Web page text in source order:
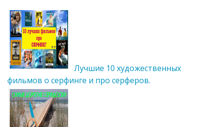
Лучшие 10 художественных
фильмов о серфинге и про серферов.